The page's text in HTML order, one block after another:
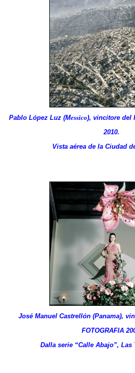
Pablo López Luz (Messico), vincitore del
2010.
Vista aérea de la Ciudad
José Manuel Castrellón (Panama),
FOTOGRAFIA
Dalla serie “Calle Abajo”,